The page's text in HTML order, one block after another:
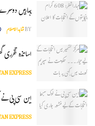
بہارمیں
BYشاہدالاسلام
اساتذہ
EXPRESS
این سی پی نے
EXPRESS